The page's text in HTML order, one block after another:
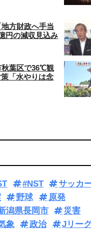
方財政へ手当
円の減収見込み
葉区で36℃観
「水やりは念
#NST
サッカ
野球
原発
潟県長岡市
災害
象 政治 Jリー